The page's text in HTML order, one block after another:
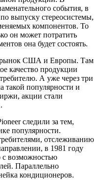
события, в
выпуску стереосистемы,
компонентов. То
он может потратить
она будет состоять.
рынок США и Европы. Там
качество продукции
А уже через три
такой популярности и
акции стали
следили за тем,
популярности.
отслеживанию
в 1981 году
с возможностью
Параллельно
кондиционеров.